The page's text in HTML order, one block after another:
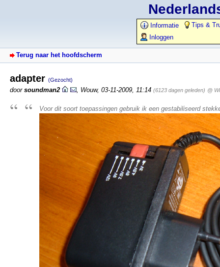
Informatie
Tips &
Inloggen
Terug naar het hoofdscherm
adapter (Gezocht)
door soundman2 Wouw, 03-11-2009, 11:14 (6123 dagen geleden) @
Voor dit soort toepassingen gebruik ik een gestabiliseerd